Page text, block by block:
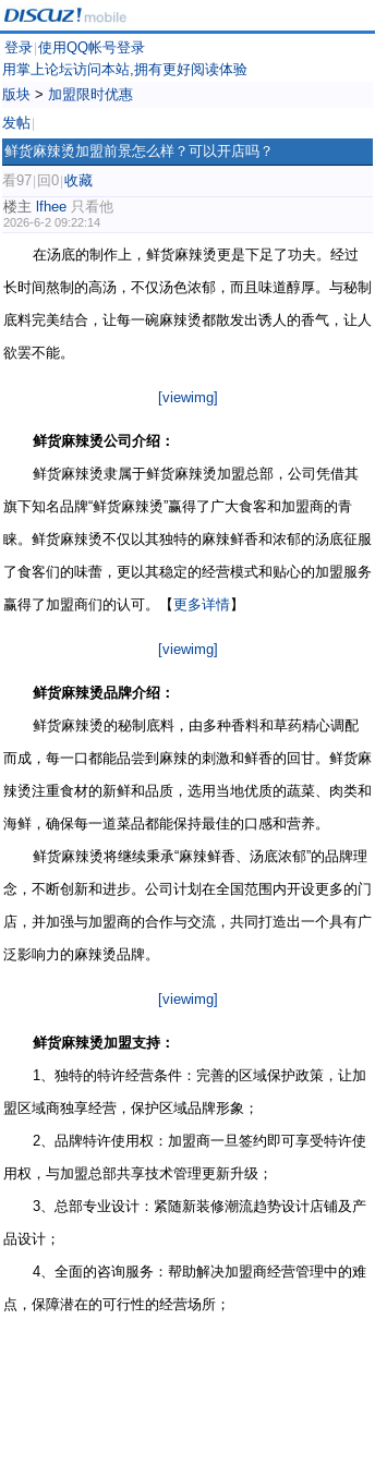
登录 使用QQ帐号登录
用掌上论坛访问本站,拥有更好阅读体验
版块 > 加盟限时优惠
发帖
鲜货麻辣烫加盟前景怎么样？可以开店吗？
看97 回0 收藏
楼主 lfhee 只看他
2026-6-2 09:22:14
在汤底的制作上，鲜货麻辣烫更是下足了功夫。经过
长时间熬制的高汤，不仅汤色浓郁，而且味道醇厚。与秘制
底料完美结合，让每一碗麻辣烫都散发出诱人的香气，让人
欲罢不能。
[viewimg]
鲜货麻辣烫公司介绍：
鲜货麻辣烫隶属于鲜货麻辣烫加盟总部，公司凭借其
旗下知名品牌“鲜货麻辣烫”赢得了广大食客和加盟商的青
睐。鲜货麻辣烫不仅以其独特的麻辣鲜香和浓郁的汤底征服
了食客们的味蕾，更以其稳定的经营模式和贴心的加盟服务
赢得了加盟商们的认可。【更多详情】
[viewimg]
鲜货麻辣烫品牌介绍：
鲜货麻辣烫的秘制底料，由多种香料和草药精心调配
而成，每一口都能品尝到麻辣的刺激和鲜香的回甘。鲜货麻
辣烫注重食材的新鲜和品质，选用当地优质的蔬菜、肉类和
海鲜，确保每一道菜品都能保持最佳的口感和营养。
鲜货麻辣烫将继续秉承“麻辣鲜香、汤底浓郁”的品牌理
念，不断创新和进步。公司计划在全国范围内开设更多的门
店，并加强与加盟商的合作与交流，共同打造出一个具有广
泛影响力的麻辣烫品牌。
[viewimg]
鲜货麻辣烫加盟支持：
1、独特的特许经营条件：完善的区域保护政策，让加
盟区域商独享经营，保护区域品牌形象；
2、品牌特许使用权：加盟商一旦签约即可享受特许使
用权，与加盟总部共享技术管理更新升级；
3、总部专业设计：紧随新装修潮流趋势设计店铺及产
品设计；
4、全面的咨询服务：帮助解决加盟商经营管理中的难
点，保障潜在的可行性的经营场所；